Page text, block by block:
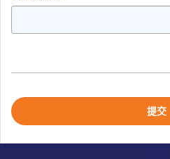
Please
leave
this
empty.